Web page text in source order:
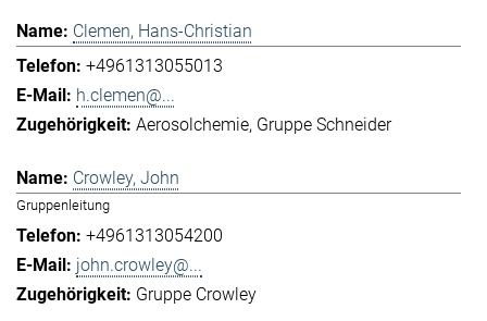
Clemen, Hans-Christian
+4961313055013
h.clemen@...
Aerosolchemie Gruppe Schneider
Crowley, John
Gruppenleitung
+4961313054200
john.crowley@...
Gruppe Crowley